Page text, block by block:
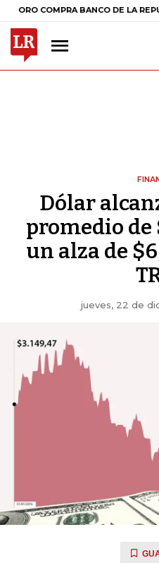
COMPRA BANCO DE LA
Dólar
promedio de
un alza de
jueves, 22 de